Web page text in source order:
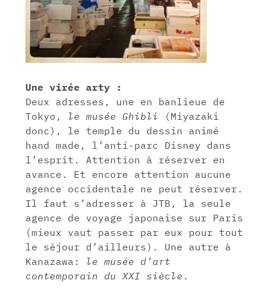
Une virée arty :
Deux adresses, une en banlieue de
Tokyo, le musée Ghibli (Miyazaki
donc), le temple du dessin animé
hand made, l’anti-parc Disney dans
l’esprit. Attention à réserver en
avance. Et encore attention aucune
agence occidentale ne peut réserver.
Il faut s’adresser à JTB, la seule
agence de voyage japonaise sur Paris
(mieux vaut passer par eux pour tout
le séjour d’ailleurs). Une autre à
Kanazawa: le musée d’art
contemporain du XXI siècle .